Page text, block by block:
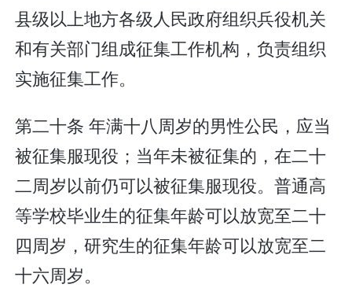
县级以上地方各级人民政府组织兵役机关
和有关部门组成征集工作机构，负责组织
实施征集工作。
第二十条 年满十八周岁的男性公民，应当
被征集服现役；当年未被征集的，在二十
二周岁以前仍可以被征集服现役。普通高
等学校毕业生的征集年龄可以放宽至二十
四周岁，研究生的征集年龄可以放宽至二
十六周岁。